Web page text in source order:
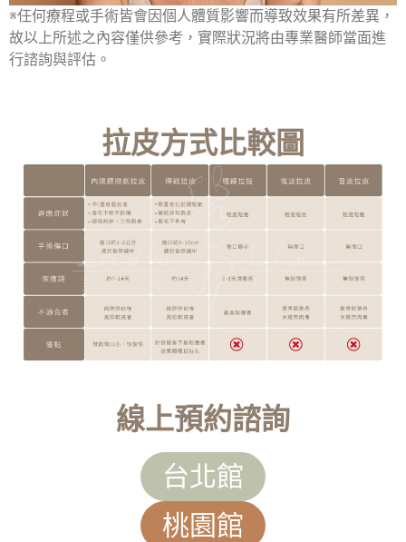
※任何療程或手術皆會因個人體質影響而導致效果有所差異，
故以上所述之內容僅供參考，實際狀況將由專業醫師當面進
行諮詢與評估。
拉皮方式比較圖
線上預約諮詢
台北館
桃園館